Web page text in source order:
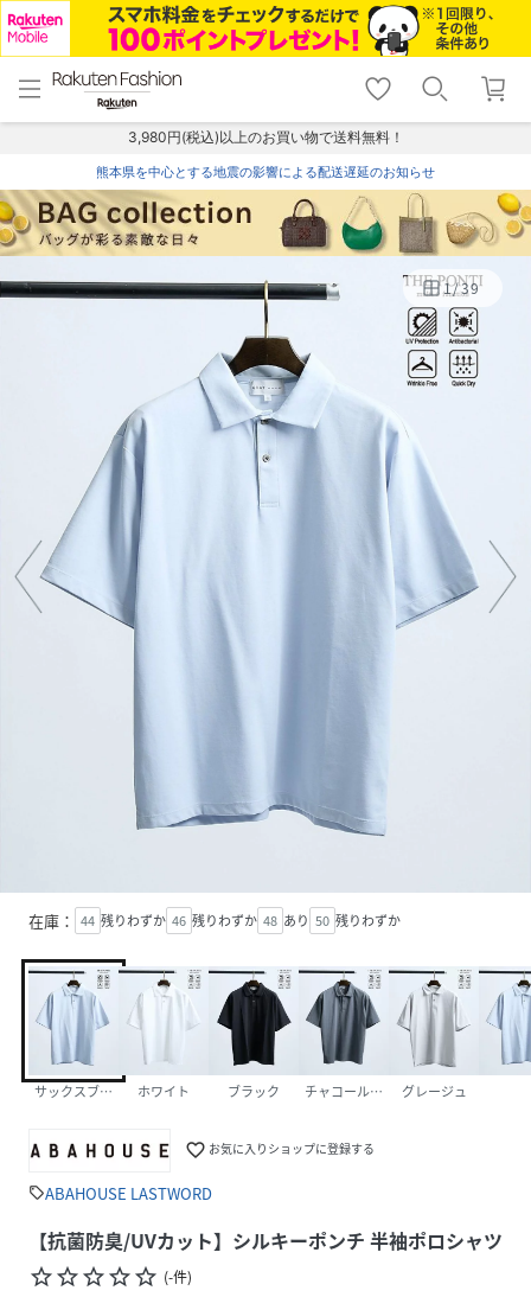
menu home
トップ
shopping_cart lock_outline
ログイン
3,980円(税込)以上のお買い物で送料無料！
熊本県を中心とする地震の影響による配送遅延のお知らせ
1/39
在庫： 44 残りわずか 46 残りわずか 48 あり 50 残りわずか
サックスブルー ホワイト ブラック チャコールグレーグレージュ
favorite_border お気に入りショップに登録する
sellABAHOUSE LASTWORD
【抗菌防臭/UVカット】シルキーポンチ 半袖ポロシャツ
star_borderstar_borderstar_borderstar_borderstar_border (-件)